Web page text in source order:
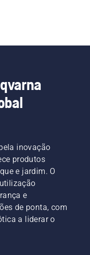
inovação
produtos
e jardim. O
e
de ponta, com
a liderar o